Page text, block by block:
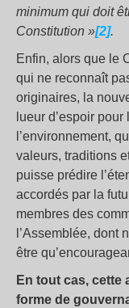
minimum qui doit
Constitution »[2].
Enfin, alors que le
qui ne reconnaît
originaires, la
lueur d’espoir
l’environnement,
valeurs, traditions
puisse prédire
accordés par la
membres des
l’Assemblée, dont
être
En tout cas, cette
forme de